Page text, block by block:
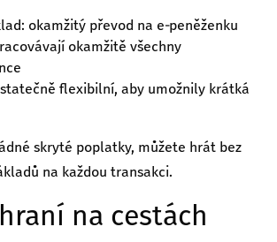
okamžitý převod na e‑peněženku
okamžitě všechny
flexibilní, aby umožnily krátká
skryté poplatky, můžete hrát bez
na každou transakci.
na cestách